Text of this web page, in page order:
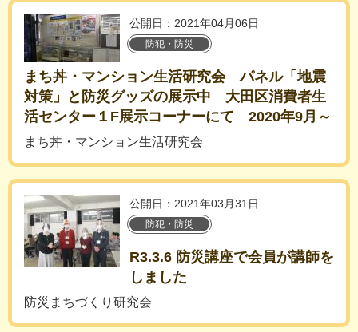
公開日：2021年04月06日
防犯・防災
まち丼・マンション生活研究会 パネル「地震
対策」と防災グッズの展示中 大田区消費者生
活センター１F展示コーナーにて 2020年9月～
まち丼・マンション生活研究会
公開日：2021年03月31日
防犯・防災
R3.3.6 防災講座で会員が講師を
しました
防災まちづくり研究会